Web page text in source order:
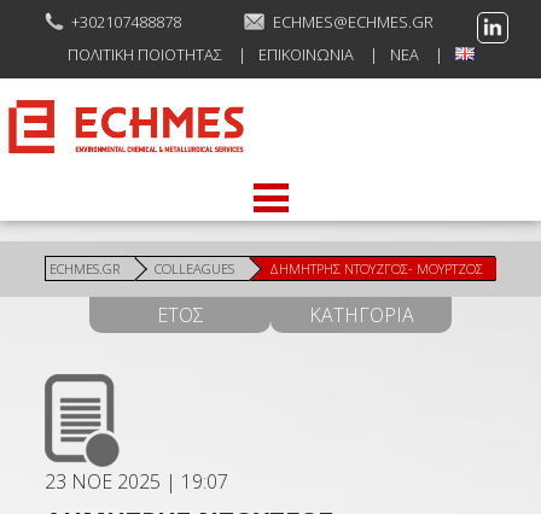
+302107488878
ECHMES@ECHMES.GR
ΠΟΛΙΤΙΚΉ ΠΟΙΌΤΗΤΑΣ
ΕΠΙΚΟΙΝΩΝΊΑ ΝΈΑ
ECHMES.GR COLLEAGUES ΔΗΜΉΤΡΗΣ ΝΤΟΎΖΓΟΣ- ΜΟΎΡΤΖΟΣ
ΈΤΟΣ ΚΑΤΗΓΟΡΊΑ
23 ΝΟΈ 2025 | 19:07